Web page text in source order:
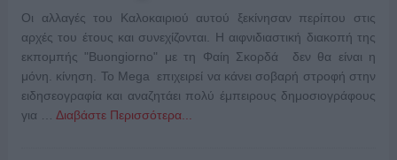
Οι αλλαγές του Καλοκαιριού αυτού ξεκίνησαν περίπου στις
αρχές του έτους και συνεχίζονται. Η αιφνιδιαστική διακοπή της
εκπομπής "Buongiorno" με τη Φαίη Σκορδά δεν θα είναι η
μόνη. κίνηση. Το Mega επιχειρεί να κάνει σοβαρή στροφή στην
ειδησεογραφία και αναζητάει πολύ έμπειρους δημοσιογράφους
για … Διαβάστε Περισσότερα...